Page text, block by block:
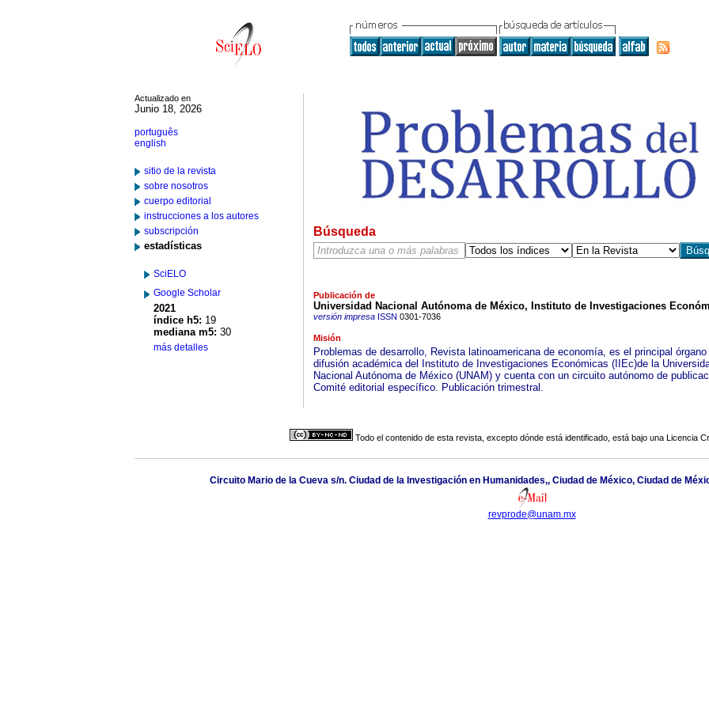
Actualizado en
Junio 18, 2026
português
english
sitio de la revista
sobre nosotros
cuerpo editorial
instrucciones a los autores
subscripción
estadísticas
SciELO
Google Scholar
2021
índice h5: 19
mediana m5: 30
más detalles
Búsqueda
Publicación de
Universidad Nacional Autónoma de México, Instituto de Investigaciones
versión impresaISSN 0301-7036
Misión
Problemas de desarrollo, Revista latinoamericana de economía, es el principal órgano
difusión académica del Instituto de Investigaciones Económicas (IIEc)de la
Nacional Autónoma de México (UNAM) y cuenta con un circuito autónomo de
Comité editorial específico. Publicación trimestral.
Todo el contenido de esta revista, excepto dónde está identificado, está bajo una Licencia
Circuito Mario de la Cueva s/n. Ciudad de la Investigación en Humanidades,, Ciudad de México, Ciudad de
revprode@unam.mx